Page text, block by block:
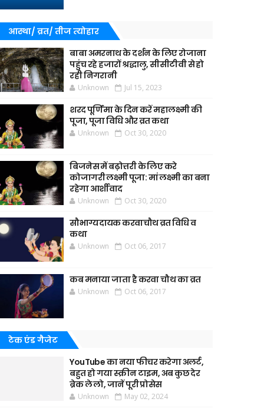
आस्था/ व्रत/ तीज त्‍योहार
बाबा अमरनाथ के दर्शन के लिए रोजाना
पहुंच रहे हजारों श्रद्धालु, सीसीटीवी से हो
रही निगरानी
Unknown Jul 15, 2023
शरद पूर्णिमा के दिन करें महालक्ष्मी की
पूजा, पूजा विधि और व्रत कथा
Unknown Oct 30, 2020
बिजनेस में बढ़ोत्तरी के लिए करे
कोजागरी लक्ष्मी पूजा: मां लक्ष्मी का बना
रहेगा आर्शीवाद
Unknown Oct 30, 2020
सौभाग्यदायक करवाचौथ व्रत विधि व
कथा
Unknown Oct 06, 2017
कब मनाया जाता है करवा चौथ का व्रत
Unknown Oct 06, 2017
टेक एंड गैजेट
YouTube का नया फीचर करेगा अलर्ट,
बहुत हो गया स्क्रीन टाइम, अब कुछ देर
ब्रेक ले लो, जानें पूरी प्रोसेस
Unknown May 02, 2024